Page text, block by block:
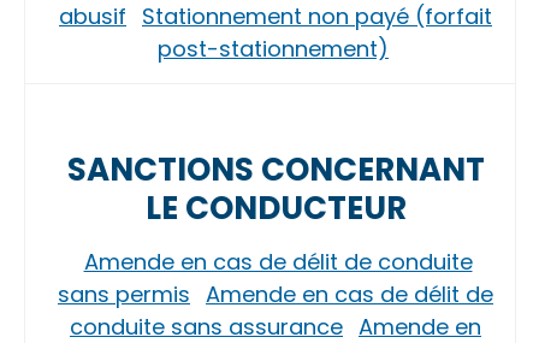
abusif Stationnement non payé (forfait
post-stationnement)
SANCTIONS CONCERNANT
LE CONDUCTEUR
Amende en cas de délit de conduite
sans permis Amende en cas de délit de
conduite sans assurance Amende en